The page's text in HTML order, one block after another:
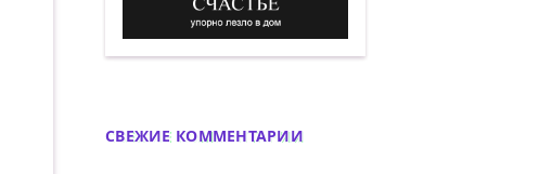
Счастье упорно лезло в дом.
СВЕЖИЕ КОММЕНТАРИИ